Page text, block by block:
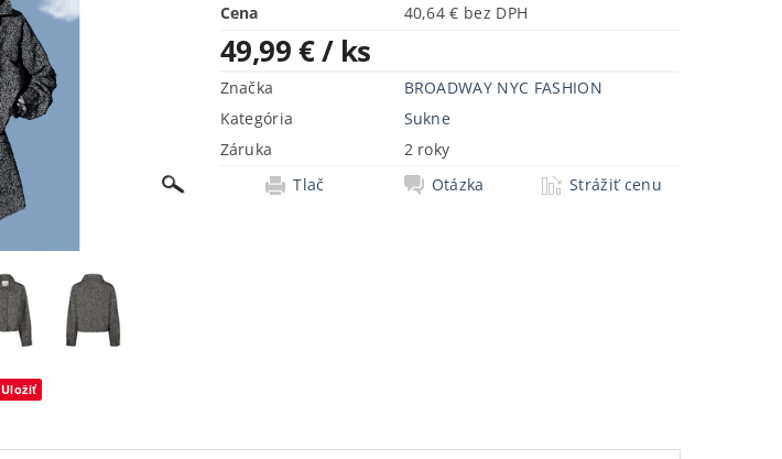
Uložiť
Cena 40,64 € bez DPH
49,99 €/ ks
Značka
BROADWAY NYC FASHION
Kategória
Sukne
Záruka
2 roky
Tlač
Otázka Strážiť cenu